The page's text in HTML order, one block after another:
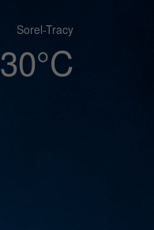
Sorel-Tracy
30°C